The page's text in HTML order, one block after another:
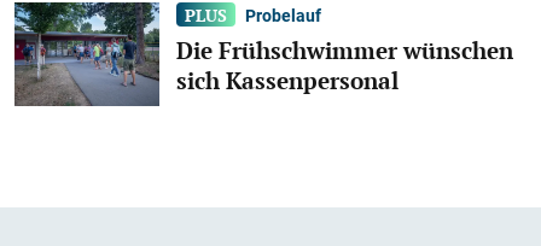
Probelauf
Die Frühschwimmer wünschen
sich Kassenpersonal